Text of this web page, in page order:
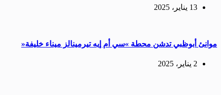
13 يناير، 2025
موانئ أبوظبي تدشن محطة »سي أم إيه تيرمينالز ميناء خليفة«
2 يناير، 2025